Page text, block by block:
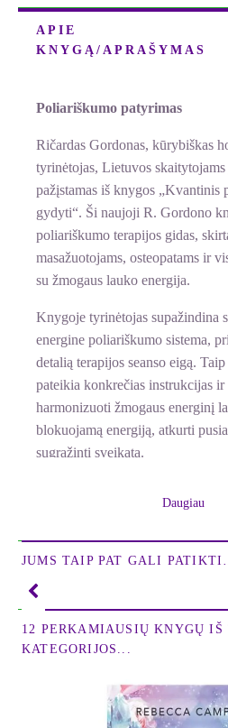
APIE
KNYGĄ/APRAŠYMAS
Poliariškumo patyrimas
Ričardas Gordonas, kūrybiškas
tyrinėtojas, Lietuvos skaitytojams
pažįstamas iš knygos „Kvantinis
gydyti“. Ši naujoji R. Gordono
poliariškumo terapijos gidas,
masažuotojams, osteopatams ir
su žmogaus lauko energija.
Knygoje tyrinėtojas supažindina
energine poliariškumo sistema,
detalią terapijos seanso eigą.
pateikia konkrečias instrukcijas
harmonizuoti žmogaus energinį
blokuojamą energiją, atkurti
sugrąžinti sveikatą.
gydyti.“ Krya H. Breyer, žurnalas
Ištrauka iš knygos
1 skyrius
Poliariškumo terapija yra
metodas, skirtas sukelti gilų
Daugiau
JUMS TAIP PAT GALI
12 PERKAMIAUSIŲ KNYGŲ IŠ
KATEGORIJOS...